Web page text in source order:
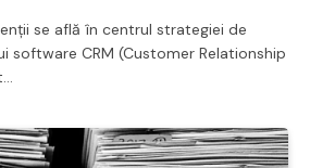
se află în centrul strategiei de
software CRM (Customer Relationship